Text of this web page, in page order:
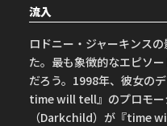
流入
ロドニー・ジャーキンス
た。最も象徴的なエピソ
だろう。1998年、彼女の
time will tell』のプロモー
（Darkchild）が『time